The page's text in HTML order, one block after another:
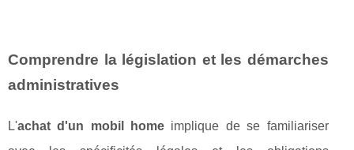
Comprendre la législation et les démarches
administratives
L'achat d'un mobil home implique de se familiariser